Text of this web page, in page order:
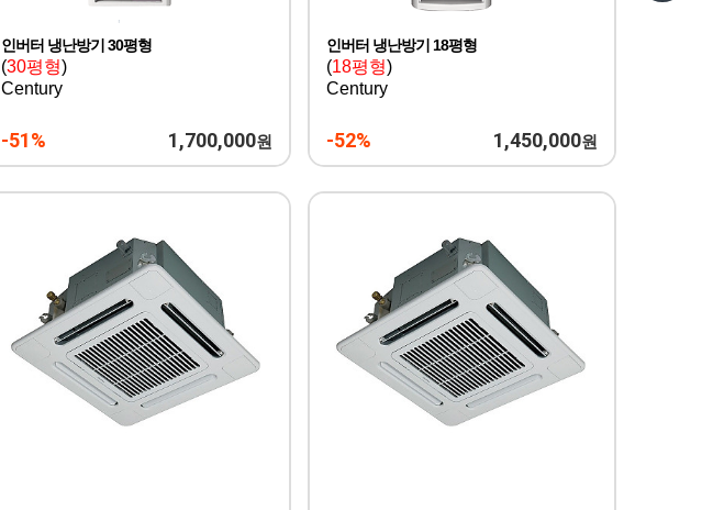
인버터 냉난방기 30평형
(30평형)
Century
-51% 1,700,000원
인버터 냉난방기 18평형
(18평형)
Century
-52% 1,450,000원